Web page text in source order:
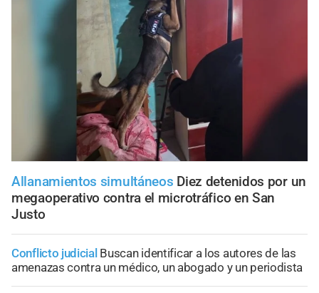
Allanamientos simultáneos Diez detenidos por un
megaoperativo contra el microtráfico en San
Justo
Conflicto judicial Buscan identificar a los autores de las
amenazas contra un médico, un abogado y un periodista